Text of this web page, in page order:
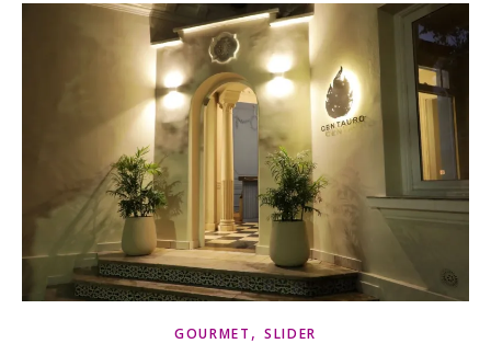
GOURMET , SLIDER